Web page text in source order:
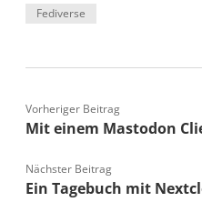
Fediverse
Vorheriger Beitrag
Mit einem Mastodon
Nächster Beitrag
Ein Tagebuch mit